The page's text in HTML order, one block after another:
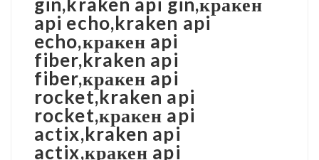
api echo,kraken api
echo,кракен api
fiber,kraken api
fiber,кракен api
rocket,kraken api
rocket,кракен api
actix,kraken api
actix,кракен api